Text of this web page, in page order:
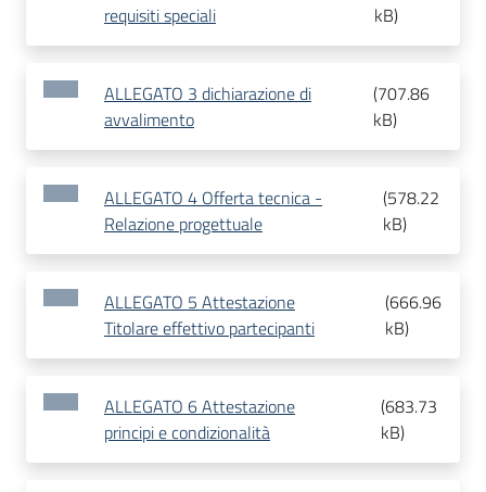
requisiti speciali
kB)
ALLEGATO 3 dichiarazione di
avvalimento
(707.86
kB)
ALLEGATO 4 Offerta tecnica -
Relazione progettuale
(578.22
kB)
ALLEGATO 5 Attestazione
Titolare effettivo partecipanti
(666.96
kB)
ALLEGATO 6 Attestazione
principi e condizionalità
(683.73
kB)